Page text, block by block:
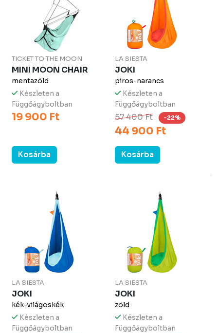
TICKET TO THE MOON
MINI MOON CHAIR
mentazöld
Készleten a
Függőágyboltban
19 900 Ft
Kosárba
LA SIESTA
JOKI
piros-narancs
Készleten a
Függőágyboltban
57 400 Ft -22%
44 900 Ft
Kosárba
LA SIESTA
JOKI
kék-világoskék
Készleten a
Függőágyboltban
LA SIESTA
JOKI
zöld
Készleten a
Függőágyboltban